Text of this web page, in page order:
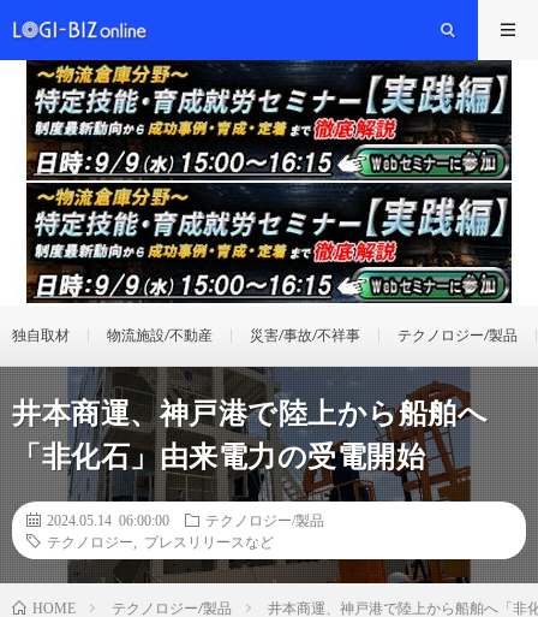
独自取材 物流施設/不動産 災害/事故/不祥事 テクノロジー/製品
井本商運、神戸港で陸上から船舶へ
「非化石」由来電力の受電開始
2024.05.14 06:00:00
テクノロジー/製品
テクノロジー
プレスリリースなど
HOME テクノロジー/製品 井本商運、神戸港で陸上から船舶へ「非